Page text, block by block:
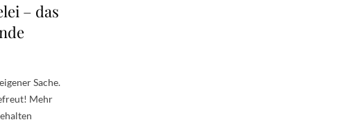
– das
Sache.
Mehr